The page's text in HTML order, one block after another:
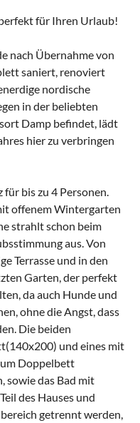
für Ihren Urlaub!
nach Übernahme von
saniert, renoviert
nordische
in der beliebten
Damp befindet, lädt
hier zu verbringen
bis zu 4 Personen.
offenem Wintergarten
strahlt schon beim
aus. Von
Terrasse und in den
Garten, der perfekt
da auch Hunde und
ohne die Angst, dass
Die beiden
und eines mit
Doppelbett
sowie das Bad mit
des Hauses und
getrennt werden,